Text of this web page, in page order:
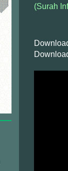
(Surah